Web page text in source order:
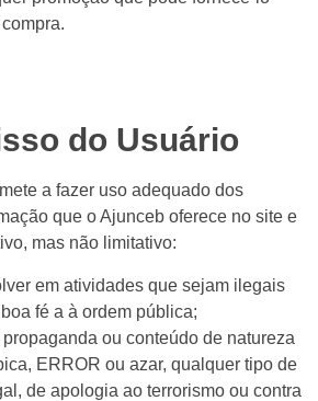
do Usuário
a fazer uso adequado dos
que o Ajunceb oferece no site e
mas não limitativo:
em atividades que sejam ilegais
fé a à ordem pública;
ou conteúdo de natureza
ERROR ou azar, qualquer tipo de
de apologia ao terrorismo ou contra